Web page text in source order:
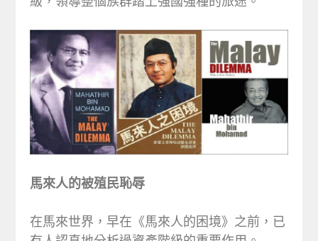
馬來人的被殖民恥辱
在馬來世界，早在《馬來人的困境》之前，已